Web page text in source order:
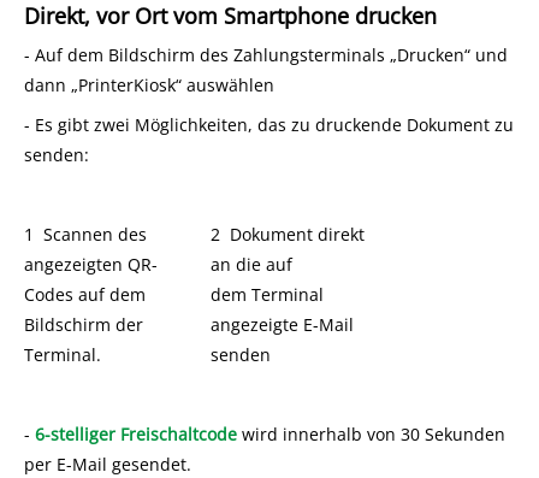
Direkt, vor Ort vom Smartphone drucken
- Auf dem Bildschirm des Zahlungsterminals „Drucken“ und
dann „PrinterKiosk“ auswählen
- Es gibt zwei Möglichkeiten, das zu druckende Dokument zu
senden:
1 Scannen des
angezeigten QR-
Codes auf dem
Bildschirm der
Terminal.
2 Dokument direkt
an die auf
dem Terminal
angezeigte E-Mail
senden
- 6-stelliger Freischaltcode wird innerhalb von 30 Sekunden
per E-Mail gesendet.